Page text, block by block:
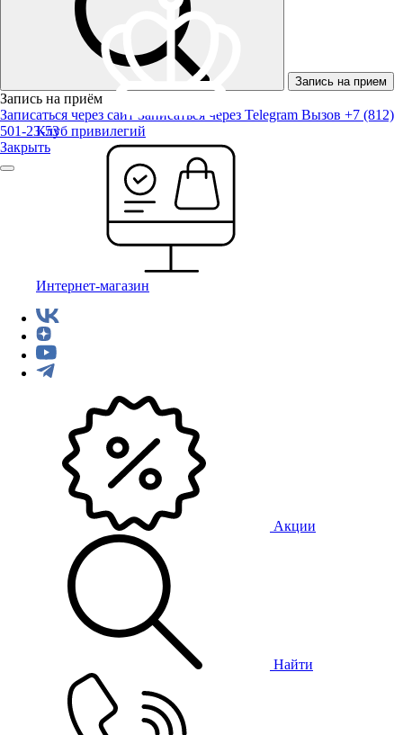
Запись на прием
Запись на приём
Записаться через сайт Записаться через Telegram Вызов +7 (812)
501-23-53
Закрыть
Клуб привилегий
Интернет-магазин
Акции
Найти